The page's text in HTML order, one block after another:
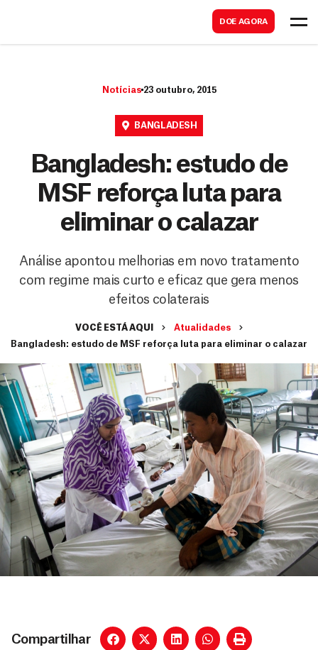
DOE AGORA
Notícias 23 outubro, 2015
BANGLADESH
Bangladesh: estudo de
MSF reforça luta para
eliminar o calazar
Análise apontou melhorias em novo tratamento
com regime mais curto e eficaz que gera menos
efeitos colaterais
VOCÊ ESTÁ AQUI
Atualidades
Bangladesh: estudo de MSF reforça luta para eliminar o calazar
Compartilhar
a
r